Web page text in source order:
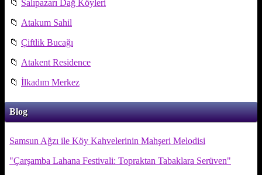
📁 Salıpazarı Dağ Köyleri
📁 Atakum Sahil
📁 Çiftlik Bucağı
📁 Atakent Residence
📁 İlkadım Merkez
Blog
Samsun Ağzı ile Köy Kahvelerinin Mahşeri Melodisi
"Çarşamba Lahana Festivali: Topraktan Tabaklara Serüven"